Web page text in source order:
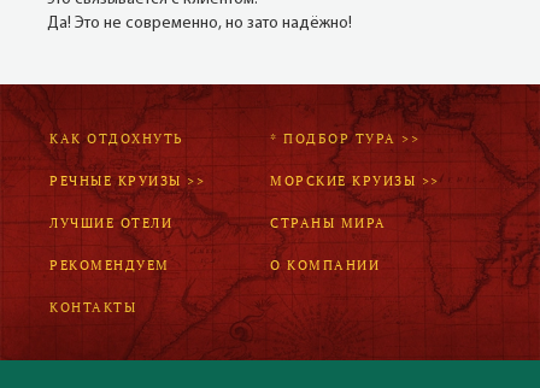
Да! Это не современно, но зато надёжно!
КАК ОТДОХНУТЬ * ПОДБОР ТУРА >>
РЕЧНЫЕ КРУИЗЫ >> МОРСКИЕ КРУИЗЫ >>
ЛУЧШИЕ ОТЕЛИ СТРАНЫ МИРА
РЕКОМЕНДУЕМ О КОМПАНИИ
КОНТАКТЫ